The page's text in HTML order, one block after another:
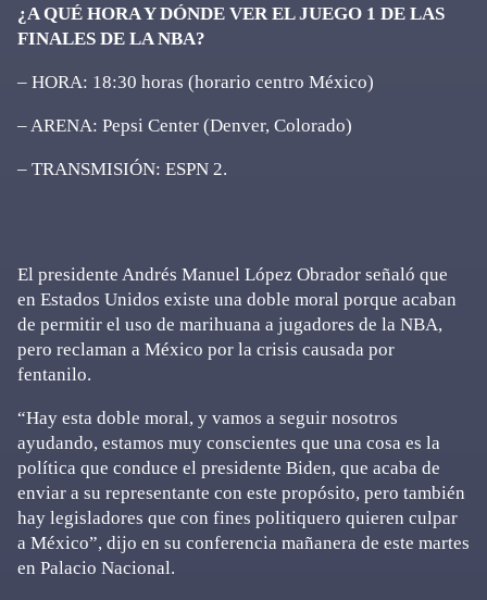
¿A QUÉ HORA Y DÓNDE VER EL JUEGO 1 DE LAS
FINALES DE LA NBA?
– HORA: 18:30 horas (horario centro México)
– ARENA: Pepsi Center (Denver, Colorado)
– TRANSMISIÓN: ESPN 2.
El presidente Andrés Manuel López Obrador señaló que
en Estados Unidos existe una doble moral porque acaban
de permitir el uso de marihuana a jugadores de la NBA,
pero reclaman a México por la crisis causada por
fentanilo.
“Hay esta doble moral, y vamos a seguir nosotros
ayudando, estamos muy conscientes que una cosa es la
política que conduce el presidente Biden, que acaba de
enviar a su representante con este propósito, pero también
hay legisladores que con fines politiquero quieren culpar
a México”, dijo en su conferencia mañanera de este martes
en Palacio Nacional.